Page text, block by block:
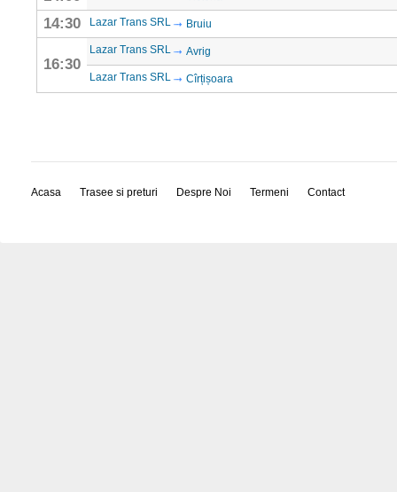
14:30 Lazar Trans SRL Bruiu
16:30
Lazar Trans SRL Avrig
Lazar Trans SRL Cîrțișoara
Acasa Trasee si preturi Despre Noi Termeni Contact